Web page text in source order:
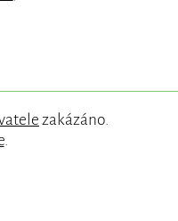
zakázáno.
.